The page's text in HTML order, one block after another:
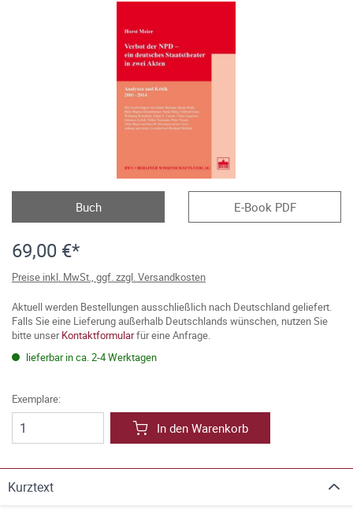
Buch E-Book PDF
69,00 €*
Preise inkl. MwSt., ggf. zzgl. Versandkosten
Aktuell werden Bestellungen ausschließlich nach Deutschland geliefert.
Falls Sie eine Lieferung außerhalb Deutschlands wünschen, nutzen Sie
bitte unserKontaktformularfür eine Anfrage.
lieferbar in ca. 2-4 Werktagen
Exemplare:
In den Warenkorb
Kurztext